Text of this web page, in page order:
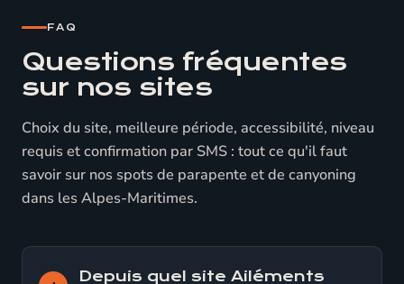
FAQ
Questions fréquentes
sur nos sites
Choix du site, meilleure période, accessibilité, niveau
requis et confirmation par SMS : tout ce qu'il faut
savoir sur nos spots de parapente et de canyoning
dans les Alpes-Maritimes.
Depuis quel site Ailéments